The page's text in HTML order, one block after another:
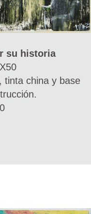
su historia
tinta china y base